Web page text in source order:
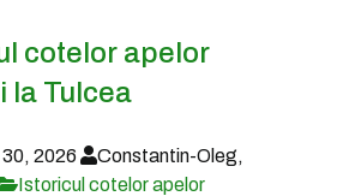
cotelor apelor
la Tulcea
2026
Constantin-Oleg,
Istoricul cotelor apelor